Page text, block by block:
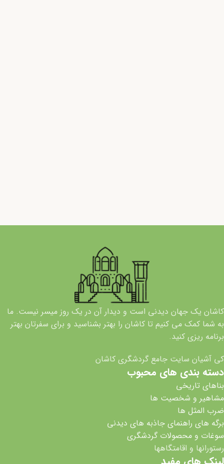
کاشان یک جهان دیدنی است و دیدار آن در یک روز میسر نیست. ما
به شما کمک می کنیم تا کاشان را بهتر بشناسید و برای سفرتان بهتر
برنامه ریزی کنید.
کی آشیان سایت جامع گردشگری کاشان
دسته بندی های محبوب
بناهای تاریخی
مشاهیر و شخصیت ها
ضرب المثل ها
برگه های راهنمای جاذبه های دیدنی
سوغات و محصولات گردشگری
رستورانها و اقامتگاهها